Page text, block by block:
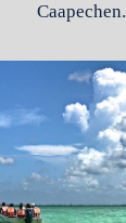
Caapechen.